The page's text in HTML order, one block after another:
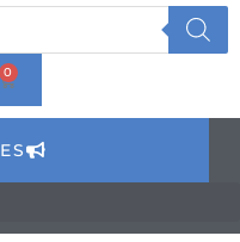
0 CART